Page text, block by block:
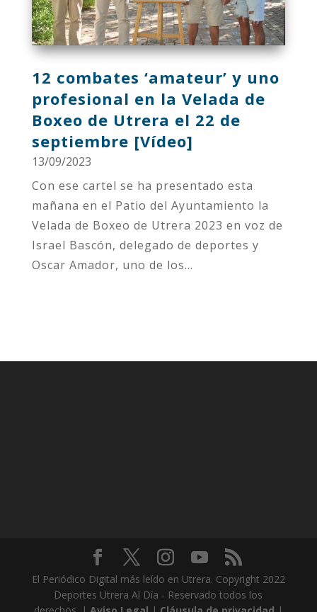
12 combates ‘amateur’ y uno
profesional en la Velada de
Boxeo de Utrera el 22 de
septiembre [Vídeo]
13/09/2023
Con ese cartel se ha presentado esta
mañana en el Patio del Ayuntamiento la
Velada de Boxeo de Utrera 2023 en voz de
Israel Bascón, delegado de deportes y
Oscar Amador, uno de los...
El Periódico Digital más leído en Utrera. Copyright 2022
Deportes Utrera Al Día - Reservado todos los